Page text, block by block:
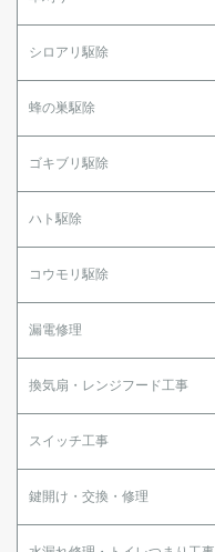
シロアリ駆除
蜂の巣駆除
ゴキブリ駆除
ハト駆除
コウモリ駆除
漏電修理
換気扇・レンジフード工事
スイッチ工事
鍵開け・交換・修理